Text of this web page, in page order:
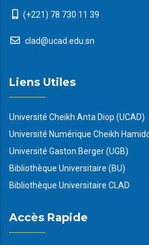
(+221) 78 730 11 39
clad@ucad.edu.sn
Liens Utiles
Université Cheikh Anta Diop (UCAD)
Université Numérique Cheikh
Université Gaston Berger (UGB)
Bibliothèque Universitaire (BU)
Bibliothèque Universitaire CLAD
Accès Rapide